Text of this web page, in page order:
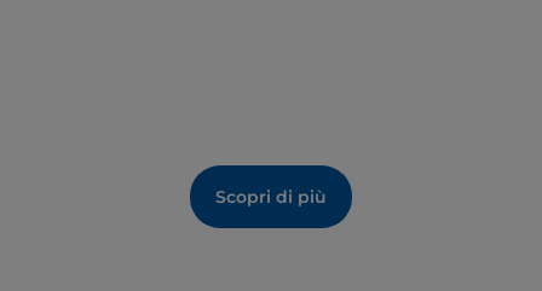
Scopri di più